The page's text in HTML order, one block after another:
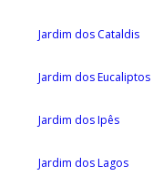
Jardim dos Cataldis
Jardim dos Eucaliptos
Jardim dos Ipês
Jardim dos Lagos